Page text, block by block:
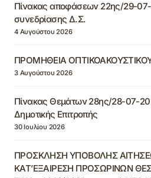
Πίνακας αποφάσεων 22ης/29-07-
συνεδρίασης Δ.Σ.
4 Αυγούστου 2026
ΠΡΟΜΗΘΕΙΑ
3 Αυγούστου 2026
Πίνακας Θεμάτων 28ης/28-07-
Δημοτικής Επιτροπής
30 Ιουλίου 2026
ΠΡΟΣΚΛΗΣΗ ΥΠΟΒΟΛΗΣ
ΚΑΤ’ΕΞΑΙΡΕΣΗ ΠΡΟΣΩΡΙΝΩΝ